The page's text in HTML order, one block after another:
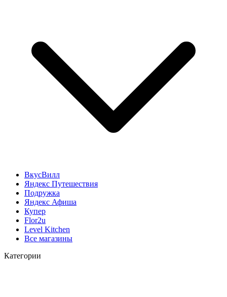
ВкусВилл
Яндекс Путешествия
Подружка
Яндекс Афиша
Купер
Flor2u
Level Kitchen
Все магазины
Категории